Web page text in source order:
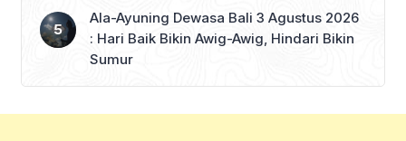
Ala-Ayuning Dewasa Bali 3 Agustus 2026
: Hari Baik Bikin Awig-Awig, Hindari Bikin
Sumur